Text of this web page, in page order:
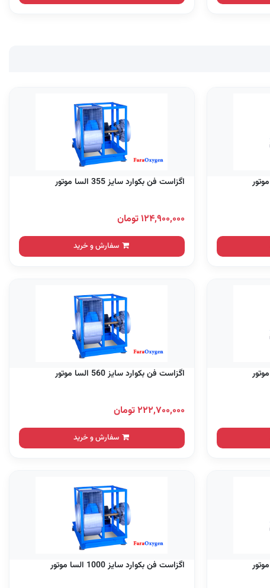
اگزاست فن بکوارد سایز 355 السا موتور
۱۲۴,۹۰۰,۰۰۰ تومان
سفارش و خرید
اگزاست فن بکوارد سایز 560 السا موتور
۲۲۲,۷۰۰,۰۰۰ تومان
سفارش و خرید
اگزاست فن بکوارد سایز 1000 السا موتور